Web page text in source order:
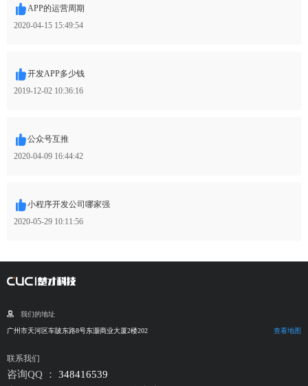
APP的运营周期
2020-04-15 15:49:54
开发APP多少钱
2019-12-02 10:36:16
公众号互推
2020-04-09 16:44:42
小程序开发公司哪家强
2020-05-29 10:11:56
我们的地址
广州市天河区车陂东路8号东灏商业大厦2楼202 查看地图
联系我们
咨询QQ ： 348416539